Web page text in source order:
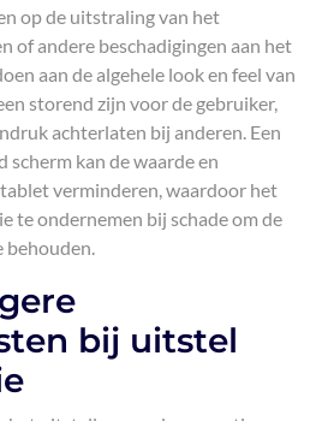
op de uitstraling van het
of andere beschadigingen aan het
aan de algehele look en feel van
storend zijn voor de gebruiker,
achterlaten bij anderen. Een
scherm kan de waarde en
verminderen, waardoor het
te ondernemen bij schade om de
behouden.
bij uitstel